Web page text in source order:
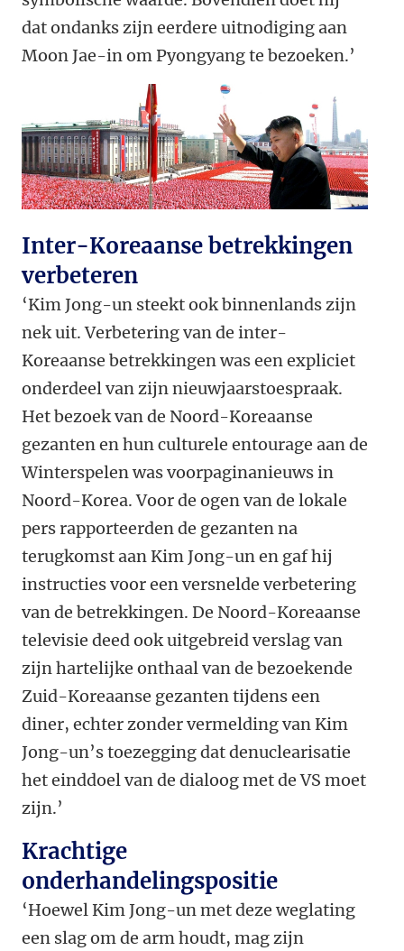
dat ondanks zijn eerdere uitnodiging aan
Moon Jae-in om Pyongyang te bezoeken.’
Inter-Koreaanse betrekkingen
verbeteren
‘Kim Jong-un steekt ook binnenlands zijn
nek uit. Verbetering van de inter-
Koreaanse betrekkingen was een expliciet
onderdeel van zijn nieuwjaarstoespraak.
Het bezoek van de Noord-Koreaanse
gezanten en hun culturele entourage aan de
Winterspelen was voorpaginanieuws in
Noord-Korea. Voor de ogen van de lokale
pers rapporteerden de gezanten na
terugkomst aan Kim Jong-un en gaf hij
instructies voor een versnelde verbetering
van de betrekkingen. De Noord-Koreaanse
televisie deed ook uitgebreid verslag van
zijn hartelijke onthaal van de bezoekende
Zuid-Koreaanse gezanten tijdens een
diner, echter zonder vermelding van Kim
Jong-un’s toezegging dat denuclearisatie
het einddoel van de dialoog met de VS moet
zijn.’
Krachtige
onderhandelingspositie
‘Hoewel Kim Jong-un met deze weglating
een slag om de arm houdt, mag zijn